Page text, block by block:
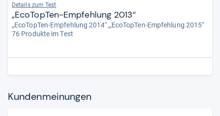
Details zum Test
„EcoTopTen-Empfehlung 2013“
„EcoTopTen-Empfehlung 2014“,„EcoTopTen-Empfehlung 2015“
76 Produkte im Test
Kun­den­mei­nun­gen